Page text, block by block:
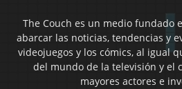
The Couch es un medio fundado
abarcar las noticias, tendencias y
videojuegos y los cómics, al igual
del mundo de la televisión y el
mayores actores e